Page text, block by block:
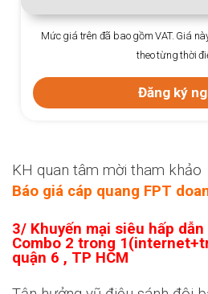
Mức giá trên đã bao gồm VAT. Giá
theo từng thời
Đăng ký
KH quan tâm mời tham khảo
Báo giá cáp quang FPT
3/ Khuyến mại siêu hấp
Combo 2 trong
quận 6 , TP HCM